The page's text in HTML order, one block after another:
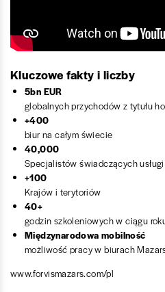
Kluczowe fakty i liczby
5bn EUR
globalnych przychodów z tytułu
+400
biur na całym świecie
40,000
Specjalistów świadczących
+100
Krajów i terytoriów
40+
godzin szkoleniowych w ciągu
Międzynarodowa mobilność
możliwość pracy w biurach
www.forvismazars.com/pl